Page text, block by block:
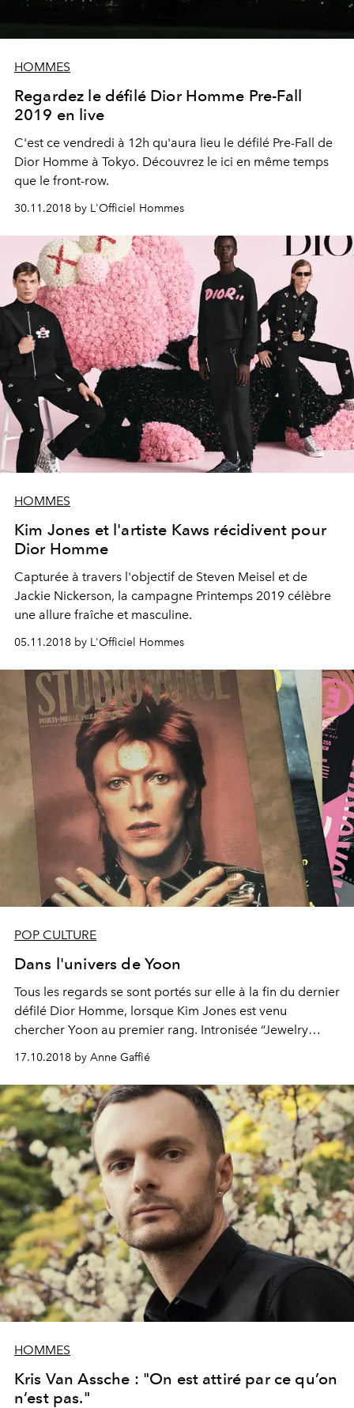
HOMMES
Regardez le défilé Dior Homme Pre-Fall
2019 en live
C'est ce vendredi à 12h qu'aura lieu le défilé Pre-Fall de
Dior Homme à Tokyo. Découvrez le ici en même temps
que le front-row.
30.11.2018 by L'Officiel Hommes
HOMMES
Kim Jones et l'artiste Kaws récidivent pour
Dior Homme
Capturée à travers l'objectif de Steven Meisel et de
Jackie Nickerson, la campagne Printemps 2019 célèbre
une allure fraîche et masculine.
05.11.2018 by L'Officiel Hommes
POP CULTURE
Dans l'univers de Yoon
Tous les regards se sont portés sur elle à la fin du dernier
défilé Dior Homme, lorsque Kim Jones est venu
chercher Yoon au premier rang. Intronisée “Jewelry
Designer” de la marque en avril dernier, cette icône du
streetwear influence l’air du temps. Son univers
prolifique est à découvrir d’urgence.
17.10.2018 by Anne Gaffié
HOMMES
Kris Van Assche : "On est attiré par ce qu’on
n’est pas."